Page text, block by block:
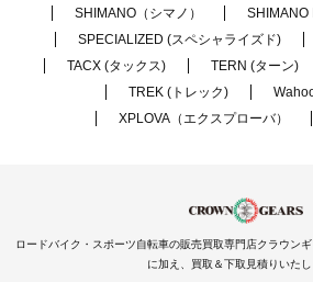
SHIMANO（シマノ）
SHIMANO
SPECIALIZED (スペシャライズド)
TACX (タックス)
TERN (ターン)
TREK (トレック)
XPLOVA（エクスプローバ）
ロードバイク・スポーツ自転車の販売買取専門店クラウン
に加え、買取＆下取見積りいたし